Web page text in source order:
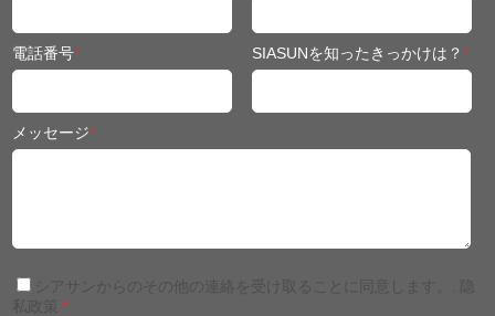
電話番号* SIASUNを知ったきっかけは？*
メッセージ*
*